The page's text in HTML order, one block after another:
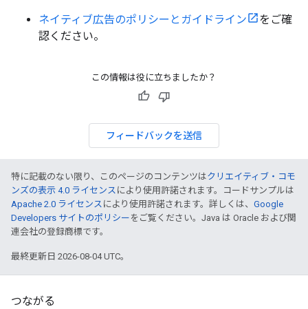
ネイティブ広告のポリシーとガイドライン
をご確
認ください。
この情報は役に立ちましたか？
フィードバックを送信
特に記載のない限り、このページのコンテンツはクリエイティブ・コモ
ンズの表示 4.0 ライセンス により使用許諾されます。コードサンプルは
Apache 2.0 ライセンス により使用許諾されます。詳しくは、 Google
Developers サイトのポリシー をご覧ください。Java は Oracle および関
連会社の登録商標です。
最終更新日 2026-08-04 UTC。
つながる